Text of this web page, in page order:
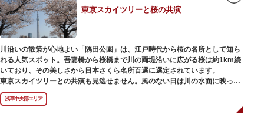
東京スカイツリーと桜の共演
川沿いの散策が心地よい「隅田公園」は、江戸時代から桜の名所として知ら
れる人気スポット。吾妻橋から桜橋まで川の両堤沿いに広がる桜は約1km続
いており、その美しさから日本さくら名所百選に選定されています。
東京スカイツリーとの共演も見逃せません。風のない日は川の水面に映った
「逆さスカイツリー」と桜のコラボレーションも楽しめます。シーズン中は
夜桜がライトアップされ、日中とは異なる幻想的な雰囲気に包まれるのも魅
力のひとつ。屋形船や水上バスも運航しているので、いつもと違った目線の
浅草中央部エリア